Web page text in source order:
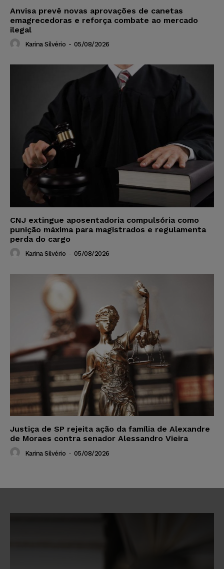
Anvisa prevê novas aprovações de canetas
emagrecedoras e reforça combate ao mercado
ilegal
Karina Silvério - 05/08/2026
CNJ extingue aposentadoria compulsória como
punição máxima para magistrados e regulamenta
perda do cargo
Karina Silvério - 05/08/2026
Justiça de SP rejeita ação da família de Alexandre
de Moraes contra senador Alessandro Vieira
Karina Silvério - 05/08/2026